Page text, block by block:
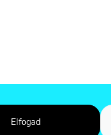
Elfogad